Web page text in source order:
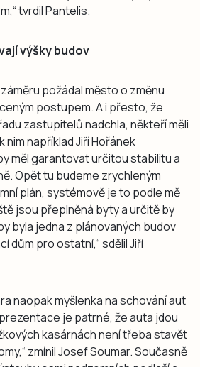
tvrdil Pantelis.
výšky budov
požádal město o změnu
postupem. A i přesto, že
zastupitelů nadchla, někteří měli
nim například Jiří Hořánek
měl garantovat určitou stabilitu a
Opět tu budeme zrychleným
plán, systémově je to podle mě
jsou přeplněná byty a určitě by
byla jedna z plánovaných budov
dům pro ostatní,“ sdělil Jiří
naopak myšlenka na schování aut
je patrné, že auta jdou
kasárnách není třeba stavět
zmínil Josef Soumar. Současně